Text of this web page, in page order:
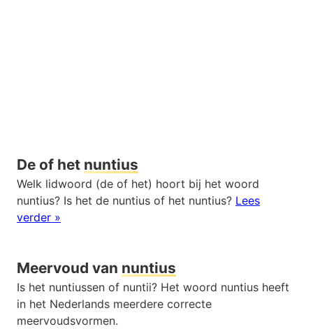
De of het nuntius
Welk lidwoord (de of het) hoort bij het woord
nuntius? Is het de nuntius of het nuntius? Lees
verder »
Meervoud van nuntius
Is het nuntiussen of nuntii? Het woord nuntius heeft
in het Nederlands meerdere correcte
meervoudsvormen.